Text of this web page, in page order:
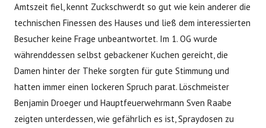
Amtszeit fiel, kennt Zuckschwerdt so gut wie kein anderer die
technischen Finessen des Hauses und ließ dem interessierten
Besucher keine Frage unbeantwortet. Im 1. OG wurde
währenddessen selbst gebackener Kuchen gereicht, die
Damen hinter der Theke sorgten für gute Stimmung und
hatten immer einen lockeren Spruch parat. Löschmeister
Benjamin Droeger und Hauptfeuerwehrmann Sven Raabe
zeigten unterdessen, wie gefährlich es ist, Spraydosen zu